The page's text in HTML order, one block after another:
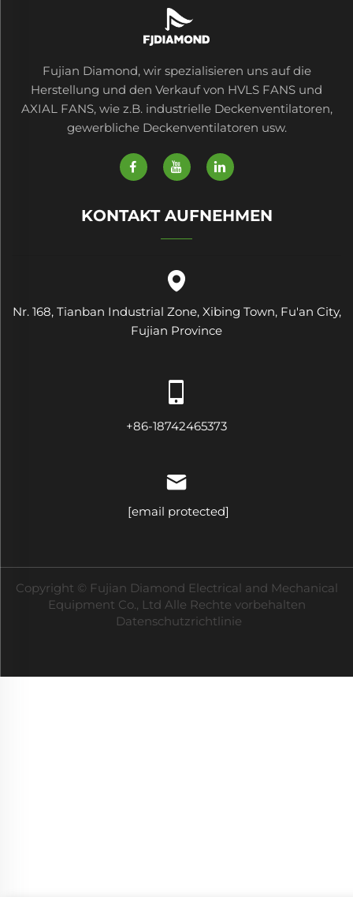
Fujian Diamond, wir spezialisieren uns auf die
Herstellung und den Verkauf von HVLS FANS und
AXIAL FANS, wie z.B. industrielle Deckenventilatoren,
gewerbliche Deckenventilatoren usw.
KONTAKT AUFNEHMEN
Nr. 168, Tianban Industrial Zone, Xibing Town, Fu'an City,
Fujian Province
+86-18742465373
[email protected]
Copyright © Fujian Diamond Electrical and Mechanical
Equipment Co., Ltd Alle Rechte vorbehalten
Datenschutzrichtlinie